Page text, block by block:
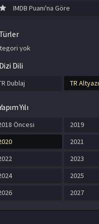
IMDB Puanı'na Göre
yok
Dili
Dublaj TR Altyazı
Yılı
Öncesi
2019
2021
2023
2025
2027